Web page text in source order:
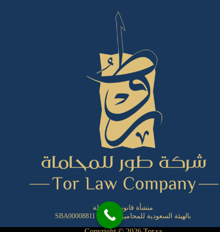
منشأة قانونية مسجلة
بالهيئة السعودية للمحامين بالرقم: SBA00008811